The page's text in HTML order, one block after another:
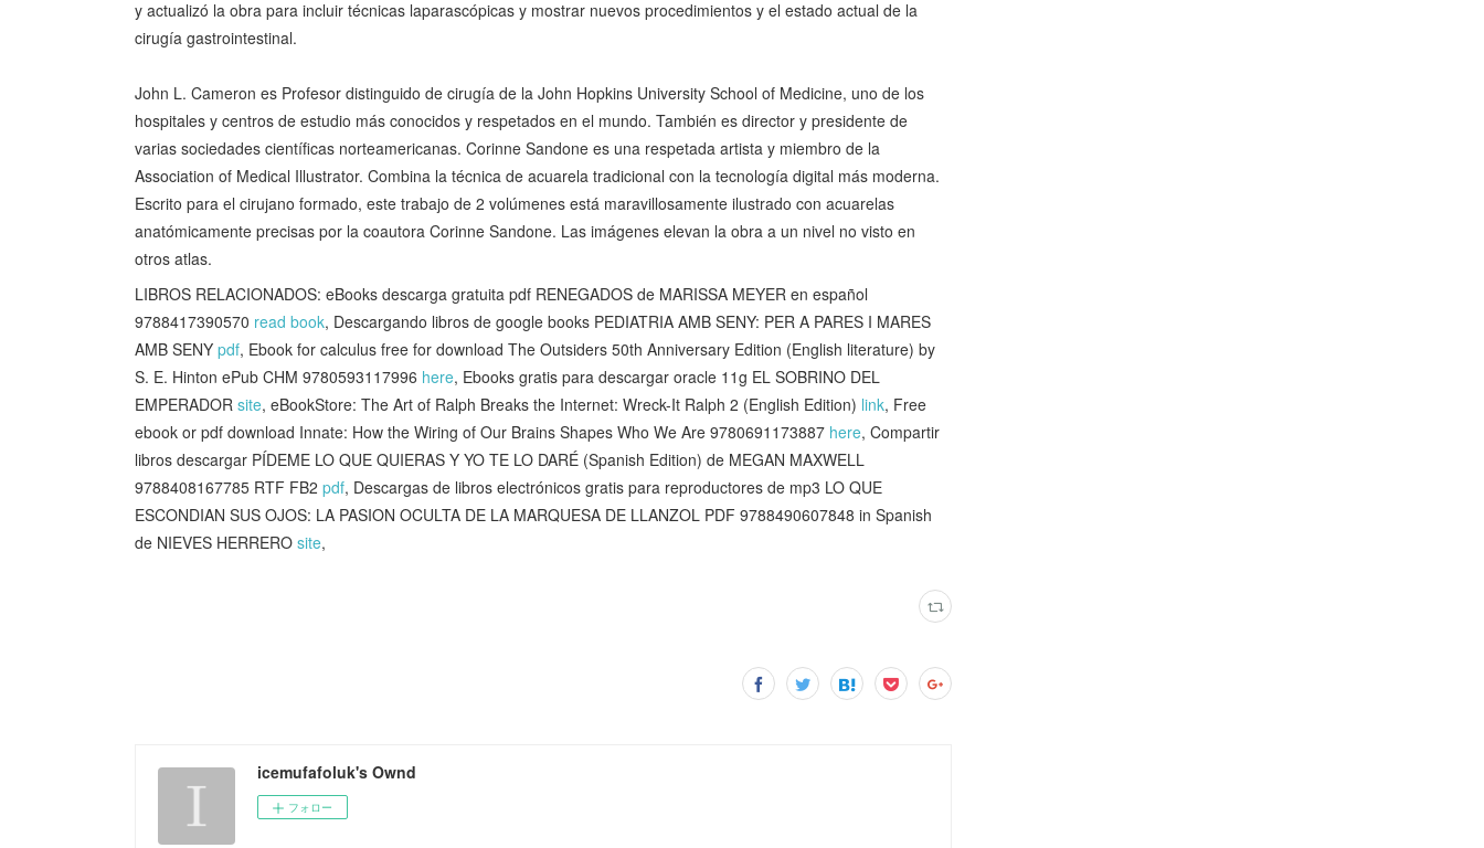
y actualizó la obra para incluir técnicas laparascópicas y mostrar nuevos procedimientos y el estado actual de la
cirugía gastrointestinal.
John L. Cameron es Profesor distinguido de cirugía de la John Hopkins University School of Medicine, uno de los
hospitales y centros de estudio más conocidos y respetados en el mundo. También es director y presidente de
varias sociedades científicas norteamericanas. Corinne Sandone es una respetada artista y miembro de la
Association of Medical Illustrator. Combina la técnica de acuarela tradicional con la tecnología digital más moderna.
Escrito para el cirujano formado, este trabajo de 2 volúmenes está maravillosamente ilustrado con acuarelas
anatómicamente precisas por la coautora Corinne Sandone. Las imágenes elevan la obra a un nivel no visto en
otros atlas.
LIBROS RELACIONADOS: eBooks descarga gratuita pdf RENEGADOS de MARISSA MEYER en español
9788417390570 read book, Descargando libros de google books PEDIATRIA AMB SENY: PER A PARES I MARES
AMB SENY pdf, Ebook for calculus free for download The Outsiders 50th Anniversary Edition (English literature) by
S. E. Hinton ePub CHM 9780593117996 here, Ebooks gratis para descargar oracle 11g EL SOBRINO DEL
EMPERADOR site, eBookStore: The Art of Ralph Breaks the Internet: Wreck-It Ralph 2 (English Edition) link, Free
ebook or pdf download Innate: How the Wiring of Our Brains Shapes Who We Are 9780691173887 here, Compartir
libros descargar PÍDEME LO QUE QUIERAS Y YO TE LO DARÉ (Spanish Edition) de MEGAN MAXWELL
9788408167785 RTF FB2 pdf, Descargas de libros electrónicos gratis para reproductores de mp3 LO QUE
ESCONDIAN SUS OJOS: LA PASION OCULTA DE LA MARQUESA DE LLANZOL PDF 9788490607848 in Spanish
de NIEVES HERRERO site,
icemufafoluk's Ownd
フォロー